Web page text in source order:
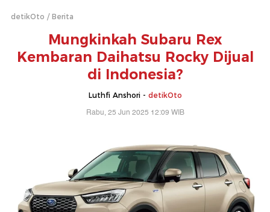
detikOto Berita
Mungkinkah Subaru Rex
Kembaran Daihatsu Rocky Dijual
di Indonesia?
Luthfi Anshori - detikOto
Rabu, 25 Jun 2025 12:09 WIB